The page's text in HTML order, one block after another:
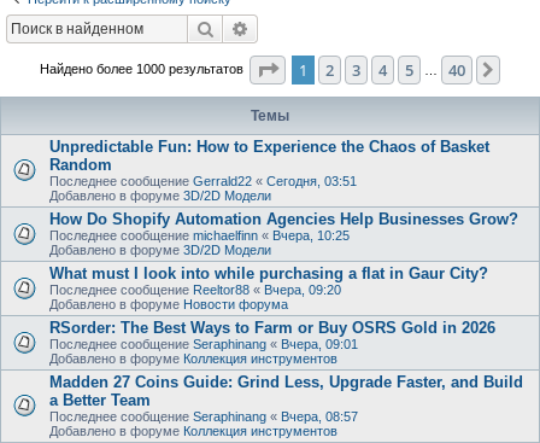
Поиск
Найдено более 1000 результатов Страница из 40
1 2 3 4 5 40
Темы
Unpredictable Fun: How to Experience the Chaos of Basket
Random
Последнее сообщение Gerrald22 « Сегодня, 03:51
Добавлено в форуме 3D/2D Модели
How Do Shopify Automation Agencies Help Businesses Grow?
Последнее сообщение michaelfinn « Вчера, 10:25
Добавлено в форуме 3D/2D Модели
What must I look into while purchasing a flat in Gaur City?
Последнее сообщение Reeltor88 « Вчера, 09:20
Добавлено в форуме Новости форума
RSorder: The Best Ways to Farm or Buy OSRS Gold in 2026
Последнее сообщение Seraphinang « Вчера, 09:01
Добавлено в форуме Коллекция инструментов
Madden 27 Coins Guide: Grind Less, Upgrade Faster, and Build
a Better Team
Последнее сообщение Seraphinang « Вчера, 08:57
Добавлено в форуме Коллекция инструментов